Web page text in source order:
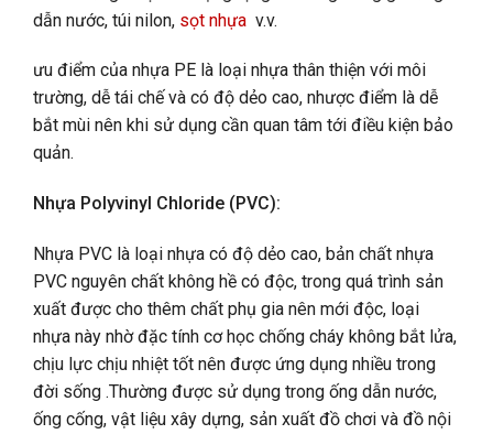
dẫn nước, túi nilon, sọt nhựa v.v.
ưu điểm của nhựa PE là loại nhựa thân thiện với môi
trường, dễ tái chế và có độ dẻo cao, nhược điểm là dễ
bắt mùi nên khi sử dụng cần quan tâm tới điều kiện bảo
quản.
Nhựa Polyvinyl Chloride (PVC):
Nhựa PVC là loại nhựa có độ dẻo cao, bản chất nhựa
PVC nguyên chất không hề có độc, trong quá trình sản
xuất được cho thêm chất phụ gia nên mới độc, loại
nhựa này nhờ đặc tính cơ học chống cháy không bắt lửa,
chịu lực chịu nhiệt tốt nên được ứng dụng nhiều trong
đời sống .Thường được sử dụng trong ống dẫn nước,
ống cống, vật liệu xây dựng, sản xuất đồ chơi và đồ nội